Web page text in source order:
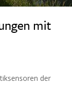
mit
der